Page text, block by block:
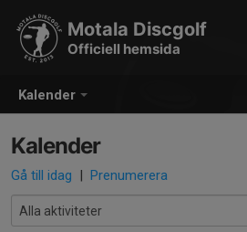
Kalender
Motala Discgolf
Officiell hemsida
Kalender
Gå till idag | Prenumerera